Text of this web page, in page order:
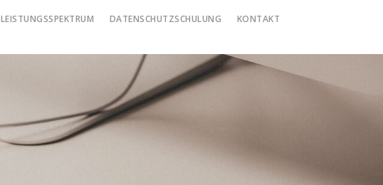
LEISTUNGSSPEKTRUM DATENSCHUTZSCHULUNG KONTAKT